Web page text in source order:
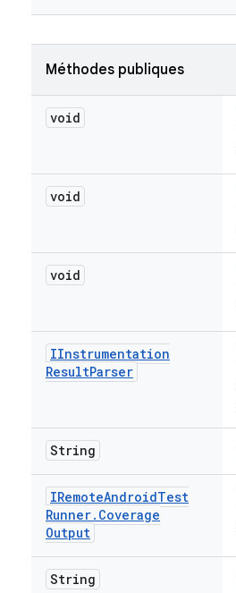
Méthodes publiques
void
void
void
IInstrumentation
ResultParser
String
IRemoteAndroidTest
Runner. Coverage
Output
String